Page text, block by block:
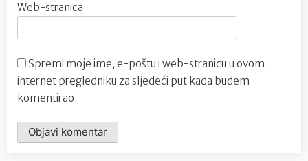
Web-stranica
Spremi moje ime, e-poštu i web-stranicu u ovom
internet pregledniku za sljedeći put kada budem
komentirao.